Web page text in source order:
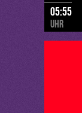
05:55
Uhr